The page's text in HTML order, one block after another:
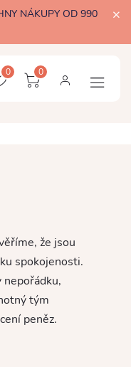
NÁKUPY OD 990
0 0
že jsou
spokojenosti.
nepořádku,
tým
peněz.